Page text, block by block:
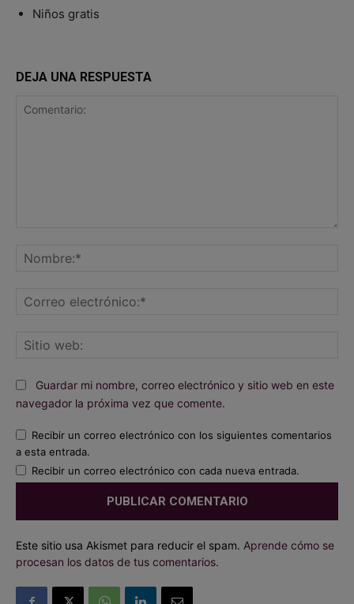
Niños gratis
DEJA UNA RESPUESTA
Guardar mi nombre, correo electrónico y sitio web en este
navegador la próxima vez que comente.
Recibir un correo electrónico con los siguientes comentarios
a esta entrada.
Recibir un correo electrónico con cada nueva entrada.
Este sitio usa Akismet para reducir el spam. Aprende cómo se
procesan los datos de tus comentarios.